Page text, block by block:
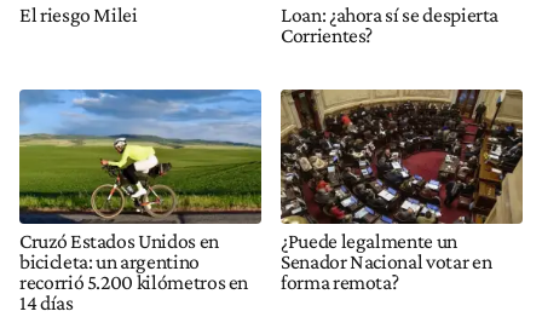
El riesgo Milei
Loan: ¿ahora sí se despierta
Corrientes?
Cruzó Estados Unidos en
bicicleta: un argentino
recorrió 5.200 kilómetros en
14 días
¿Puede legalmente un
Senador Nacional votar en
forma remota?